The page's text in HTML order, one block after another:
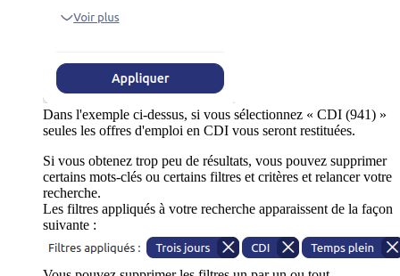
Dans l'exemple ci-dessus, si vous sélectionnez « CDI (941) »
seules les offres d'emploi en CDI vous seront restituées.
Si vous obtenez trop peu de résultats, vous pouvez supprimer
certains mots-clés ou certains filtres et critères et relancer votre
recherche.
Les filtres appliqués à votre recherche apparaissent de la façon
suivante :